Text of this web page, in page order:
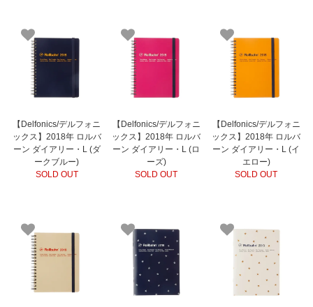
【Delfonics/デルフォニ
ックス】2018年 ロルバ
ーン ダイアリー・L (ダ
ークブルー)
SOLD OUT
【Delfonics/デルフォニ
ックス】2018年 ロルバ
ーン ダイアリー・L (ロ
ーズ)
SOLD OUT
【Delfonics/デルフォニ
ックス】2018年 ロルバ
ーン ダイアリー・L (イ
エロー)
SOLD OUT